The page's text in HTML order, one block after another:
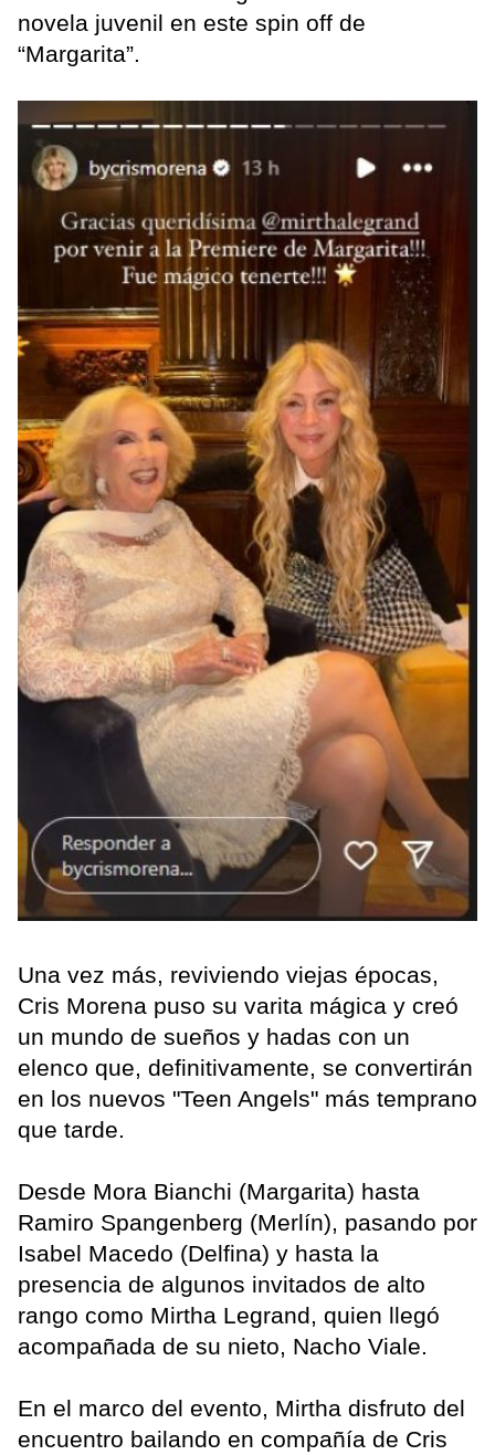
novela juvenil en este spin off de
“Margarita”.
Una vez más, reviviendo viejas épocas,
Cris Morena puso su varita mágica y creó
un mundo de sueños y hadas con un
elenco que, definitivamente, se convertirán
en los nuevos "Teen Angels" más temprano
que tarde.
Desde Mora Bianchi (Margarita) hasta
Ramiro Spangenberg (Merlín), pasando por
Isabel Macedo (Delfina) y hasta la
presencia de algunos invitados de alto
rango como Mirtha Legrand, quien llegó
acompañada de su nieto, Nacho Viale.
En el marco del evento, Mirtha disfruto del
encuentro bailando en compañía de Cris